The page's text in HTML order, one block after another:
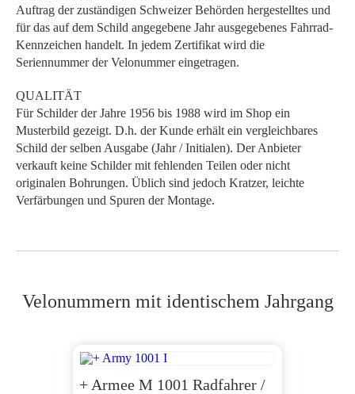
Auftrag der zuständigen Schweizer Behörden hergestelltes und
für das auf dem Schild angegebene Jahr ausgegebenes Fahrrad-
Kennzeichen handelt. In jedem Zertifikat wird die
Seriennummer der Velonummer eingetragen.
QUALITÄT
Für Schilder der Jahre 1956 bis 1988 wird im Shop ein
Musterbild gezeigt. D.h. der Kunde erhält ein vergleichbares
Schild der selben Ausgabe (Jahr / Initialen). Der Anbieter
verkauft keine Schilder mit fehlenden Teilen oder nicht
originalen Bohrungen. Üblich sind jedoch Kratzer, leichte
Verfärbungen und Spuren der Montage.
Velonummern mit identischem Jahrgang
+ Armee M 1001 Radfahrer /